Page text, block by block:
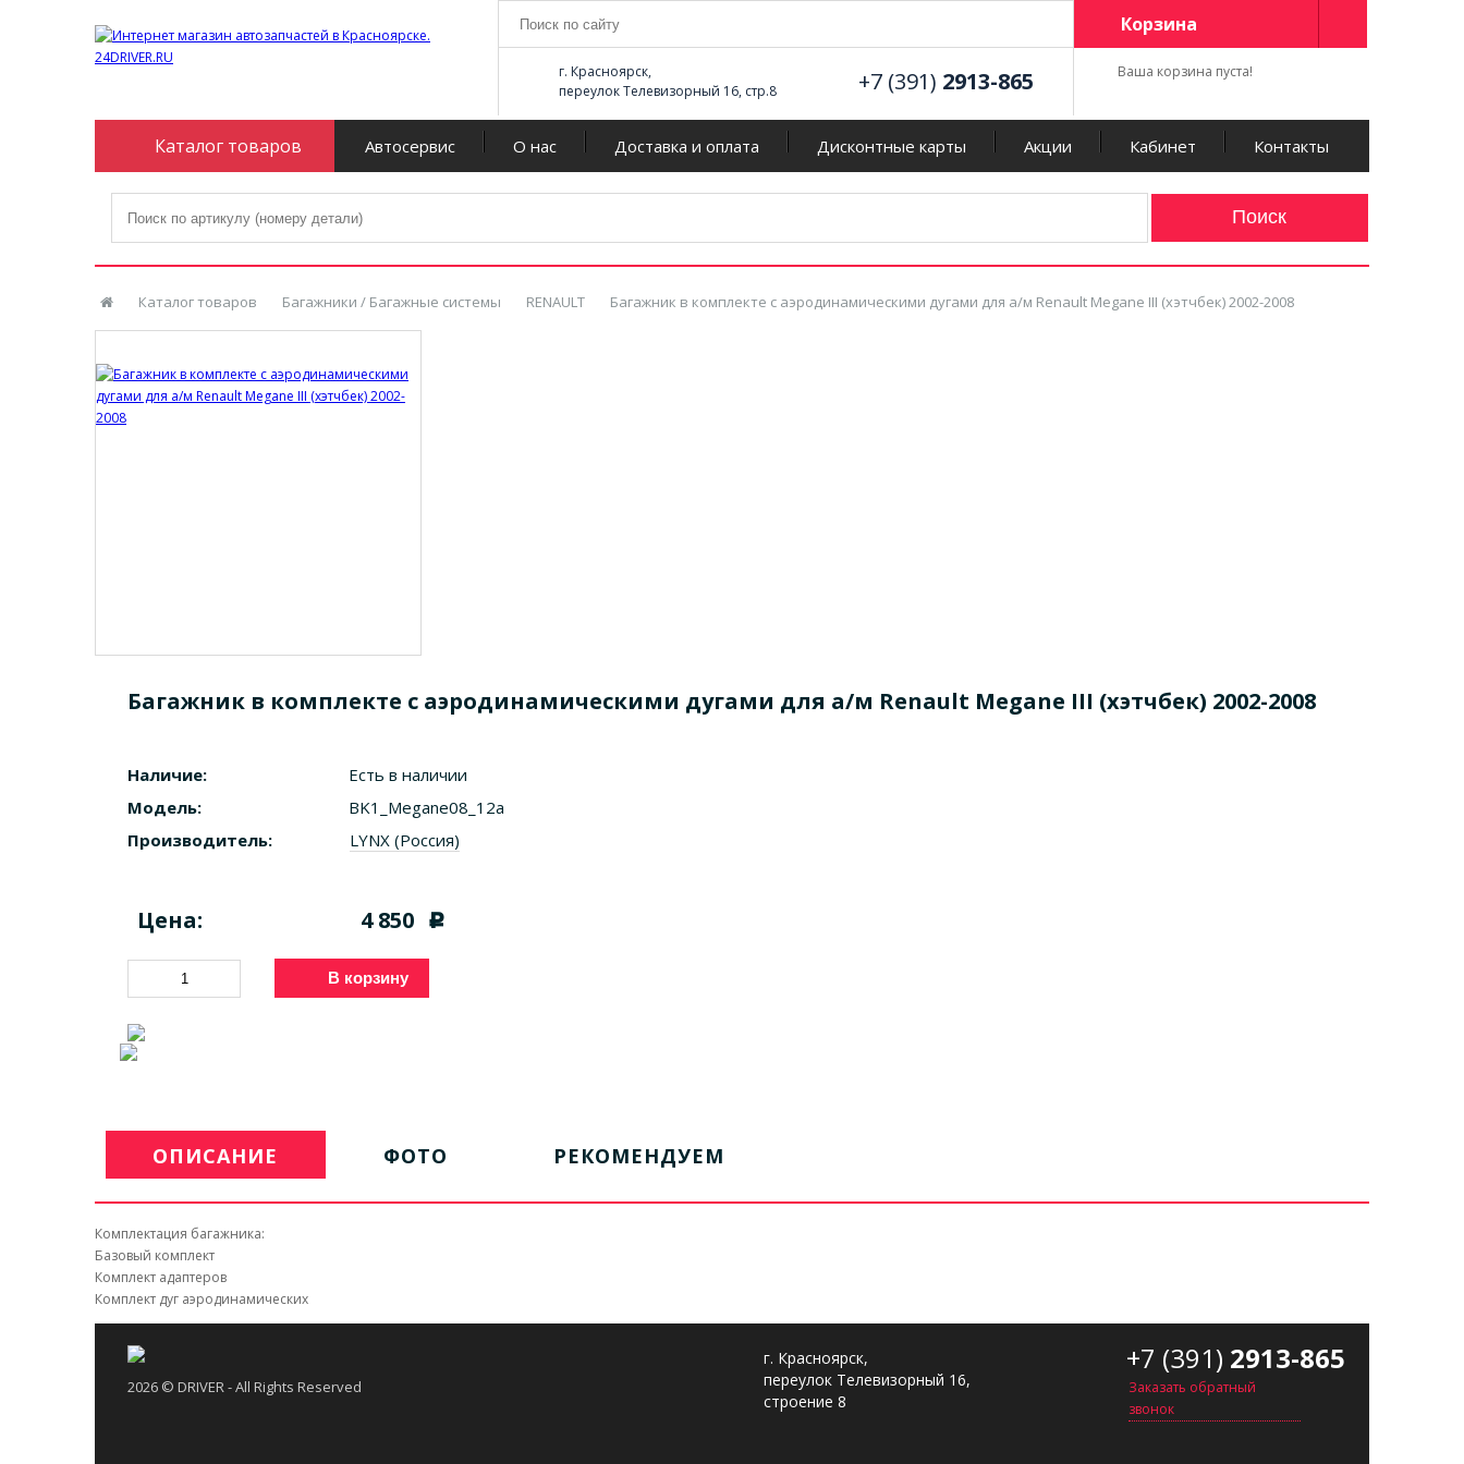
г. Красноярск,
переулок Телевизорный 16, стр.8
+7 (391) 2913-865
Корзина
Ваша корзина пуста!
Каталог товаров Автосервис О нас Доставка и оплата Дисконтные карты Акции Кабинет Контакты
Каталог товаров Багажники / Багажные системы RENAULT Багажник в комплекте с аэродинамическими дугами для а/м Renault Megane III (хэтчбек) 2002-2008
Багажник в комплекте с аэродинамическими дугами для а/м Renault Megane III (хэтчбек) 2002-2008
Наличие:
Есть в наличии
Модель:
BK1_Megane08_12a
Производитель:
LYNX (Россия)
Цена: 4 850 c
В корзину
ОПИСАНИЕ ФОТО РЕКОМЕНДУЕМ
Комплектация багажника:
Базовый комплект
Комплект адаптеров
Комплект дуг аэродинамических
2026 © DRIVER - All Rights Reserved
г. Красноярск,
переулок Телевизорный 16,
строение 8
+7 (391) 2913-865
Заказать обратный
звонок